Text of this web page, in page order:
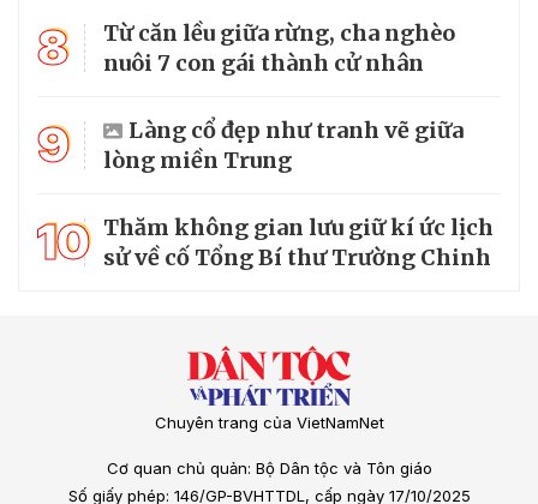
8
Từ căn lều giữa rừng, cha nghèo
nuôi 7 con gái thành cử nhân
9
Làng cổ đẹp như tranh vẽ giữa
lòng miền Trung
10 Thăm không gian lưu giữ kí ức lịch
sử về cố Tổng Bí thư Trường Chinh
Chuyên trang của VietNamNet
Cơ quan chủ quản: Bộ Dân tộc và Tôn giáo
Số giấy phép: 146/GP-BVHTTDL, cấp ngày 17/10/2025